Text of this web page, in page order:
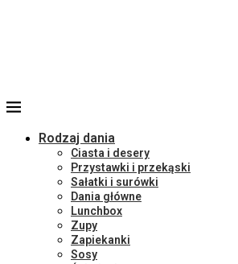
Rodzaj dania
Ciasta i desery
Przystawki i przekąski
Sałatki i surówki
Dania główne
Lunchbox
Zupy
Zapiekanki
Sosy